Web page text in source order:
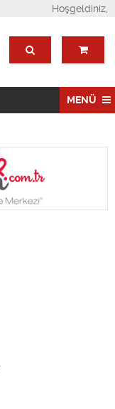
Hoşgeldiniz,
MENÜ